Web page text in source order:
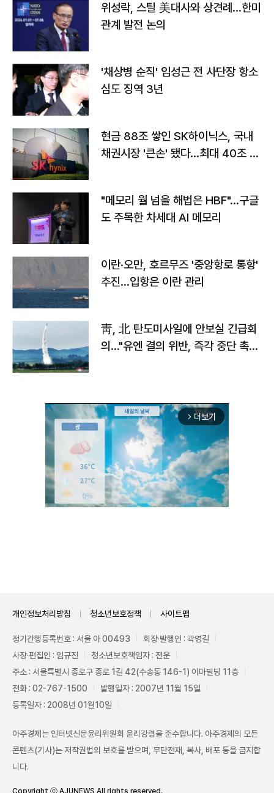
위성락, 스틸 美대사와 상견례…한미
관계 발전 논의
'채상병 순직' 임성근 전 사단장 항소
심도 징역 3년
현금 88조 쌓인 SK하이닉스, 국내
채권시장 '큰손' 됐다…최대 40조 투
"메모리 월 넘을 해법은 HBF"…구글
도 주목한 차세대 AI 메모리
이란·오만, 호르무즈 '중앙항로 통항'
추진…입항은 이란 관리
靑, 北 탄도미사일에 안보실 긴급회
의…"유엔 결의 위반, 즉각 중단 촉
arrow_forward_ios 더보기
개인정보처리방침 청소년보호정책 사이트맵
정기간행등록번호 : 서울 아 00493
회장·발행인 : 곽영길
사장·편집인 : 임규진
청소년보호책임자 : 전운
주소 : 서울특별시 종로구 종로 1길 42(수송동 146-1) 이마빌딩 11층
전화 : 02-767-1500
발행일자 : 2007년 11월 15일
등록일자 : 2008년 01월10일
아주경제는 인터넷신문윤리위원회 윤리강령을 준수합니다. 아주경제의 모든
콘텐츠(기사)는 저작권법의 보호를 받으며, 무단전재, 복사, 배포 등을 금지합
니다.
Copyright ⓒ AJUNEWS All rights reserved.